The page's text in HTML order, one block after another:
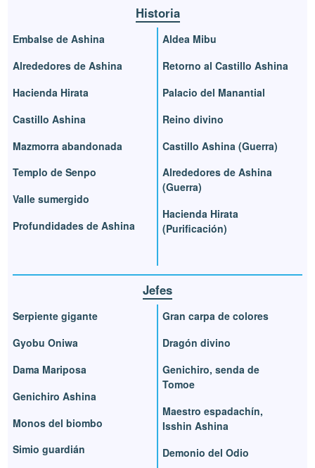
Historia
Embalse de Ashina
Alrededores de Ashina
Hacienda Hirata
Castillo Ashina
Mazmorra abandonada
Templo de Senpo
Valle sumergido
Profundidades de Ashina
Aldea Mibu
Retorno al Castillo Ashina
Palacio del Manantial
Reino divino
Castillo Ashina (Guerra)
Alrededores de Ashina
(Guerra)
Hacienda Hirata
(Purificación)
Jefes
Serpiente gigante
Gyobu Oniwa
Dama Mariposa
Genichiro Ashina
Monos del biombo
Simio guardián
Gran carpa de colores
Dragón divino
Genichiro, senda de
Tomoe
Maestro espadachín,
Isshin Ashina
Demonio del Odio